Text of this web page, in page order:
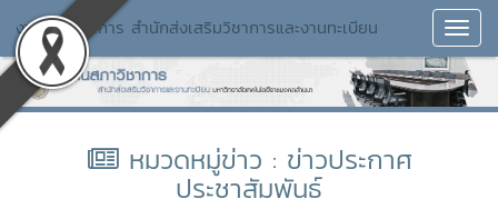
งานสภาวิชาการ สำนักส่งเสริมวิชาการและงานทะเบียน
หมวดหมู่ข่าว : ข่าวประกาศ
ประชาสัมพันธ์